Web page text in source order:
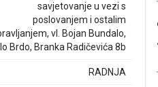
savjetovanje u vezi s
poslovanjem i ostalim
vl. Bojan Bundalo,
Brdo, Branka Radičevića 8b
RADNJA